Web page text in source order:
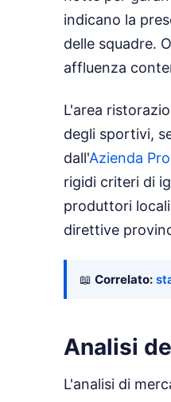
indicano la
delle squadre.
affluenza
L'area
degli sportivi,
dall'Azienda
rigidi criteri di
produttori
direttive
📖 Correlato:
Analisi
L'analisi di